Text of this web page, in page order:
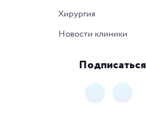
Хирургия
Новости клиники
Подписаться